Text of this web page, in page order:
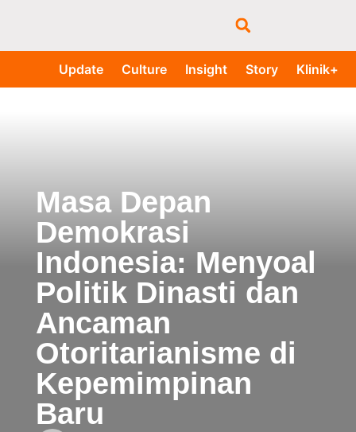
Update Culture Insight Story Klinik+
Masa Depan
Demokrasi
Indonesia: Menyoal
Politik Dinasti dan
Ancaman
Otoritarianisme di
Kepemimpinan
Baru